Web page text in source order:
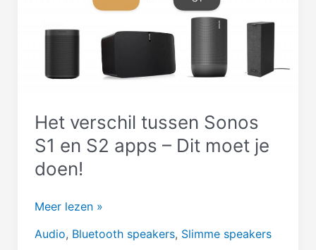
Het verschil tussen Sonos
S1 en S2 apps – Dit moet je
doen!
Het
tussen
Meer lezen »
Audio, Bluetooth speakers, Slimme speakers